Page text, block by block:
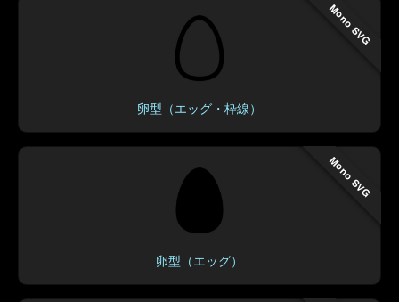
Mono SVG
卵型（エッグ・枠線）
Mono SVG
卵型（エッグ）